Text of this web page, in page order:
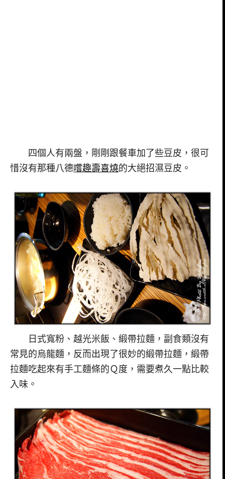
四個人有兩盤，剛剛跟餐車加了些豆皮，很可
惜沒有那種八德嚐趣壽喜燒的大絕招濕豆皮。
日式寬粉、越光米飯、緞帶拉麵，副食類沒有
常見的烏龍麵，反而出現了很妙的緞帶拉麵，緞帶
拉麵吃起來有手工麵條的Ｑ度，需要煮久一點比較
入味。